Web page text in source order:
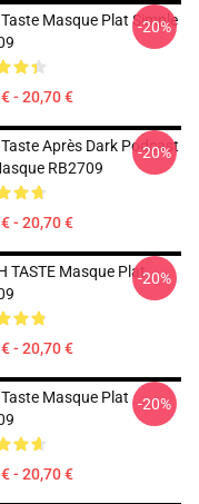
Masque Plat Simple
- 20,70 €
-20%
Après Dark Podcast
RB2709
- 20,70 €
-20%
TASTE Masque Plat
- 20,70 €
-20%
Masque Plat
- 20,70 €
-20%